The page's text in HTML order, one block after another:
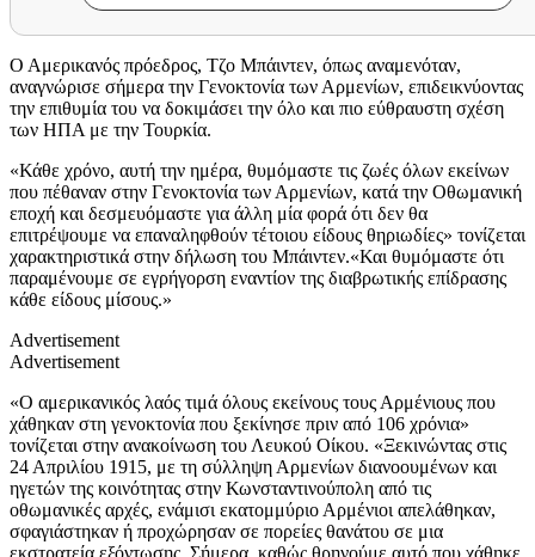
Ο Αμερικανός πρόεδρος, Τζο Μπάιντεν, όπως αναμενόταν,
αναγνώρισε σήμερα την Γενοκτονία των Αρμενίων, επιδεικνύοντας
την επιθυμία του να δοκιμάσει την όλο και πιο εύθραυστη σχέση
των ΗΠΑ με την Τουρκία.
«Κάθε χρόνο, αυτή την ημέρα, θυμόμαστε τις ζωές όλων εκείνων
που πέθαναν στην Γενοκτονία των Αρμενίων, κατά την Οθωμανική
εποχή και δεσμευόμαστε για άλλη μία φορά ότι δεν θα
επιτρέψουμε να επαναληφθούν τέτοιου είδους θηριωδίες» τονίζεται
χαρακτηριστικά στην δήλωση του Μπάιντεν.«Και θυμόμαστε ότι
παραμένουμε σε εγρήγορση εναντίον της διαβρωτικής επίδρασης
κάθε είδους μίσους.»
Advertisement
Advertisement
«Ο αμερικανικός λαός τιμά όλους εκείνους τους Αρμένιους που
χάθηκαν στη γενοκτονία που ξεκίνησε πριν από 106 χρόνια»
τονίζεται στην ανακοίνωση του Λευκού Οίκου. «Ξεκινώντας στις
24 Απριλίου 1915, με τη σύλληψη Αρμενίων διανοουμένων και
ηγετών της κοινότητας στην Κωνσταντινούπολη από τις
οθωμανικές αρχές, ενάμισι εκατομμύριο Αρμένιοι απελάθηκαν,
σφαγιάστηκαν ή προχώρησαν σε πορείες θανάτου σε μια
εκστρατεία εξόντωσης. Σήμερα, καθώς θρηνούμε αυτό που χάθηκε,